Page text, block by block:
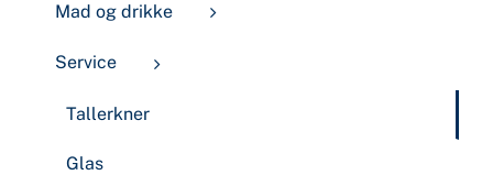
Mad og drikke
Service
Tallerkner
Glas